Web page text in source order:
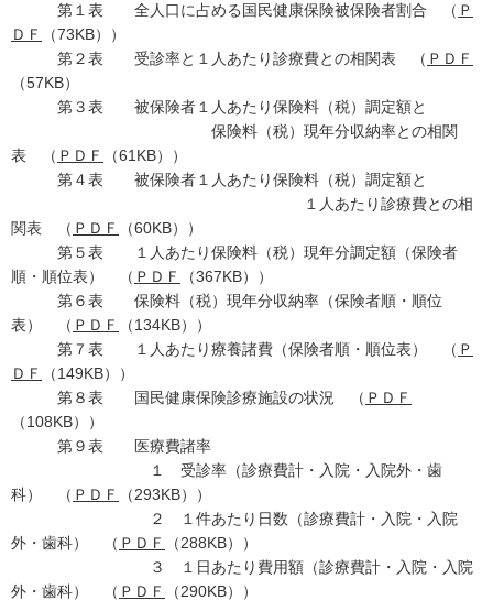
第１表 全人口に占める国民健康保険被保険者割合 （ Ｐ
ＤＦ
（73KB））
第２表 受診率と１人あたり診療費との相関表 （ ＰＤＦ
（57KB）
第３表 被保険者１人あたり保険料（税）調定額と
保険料（税）現年分収納率との相関
表 （ ＰＤＦ
（61KB））
第４表 被保険者１人あたり保険料（税）調定額と
１人あたり診療費との相
関表 （ ＰＤＦ
（60KB））
第５表 １人あたり保険料（税）現年分調定額（保険者
順・順位表） （ ＰＤＦ
（367KB））
第６表 保険料（税）現年分収納率（保険者順・順位
表） （ ＰＤＦ
（134KB））
第７表 １人あたり療養諸費（保険者順・順位表） （ Ｐ
ＤＦ
（149KB））
第８表 国民健康保険診療施設の状況 （ ＰＤＦ
（108KB））
第９表 医療費諸率
１ 受診率（診療費計・入院・入院外・歯
科） （ ＰＤＦ
（293KB））
２ １件あたり日数（診療費計・入院・入院
外・歯科） （ ＰＤＦ
（288KB））
３ １日あたり費用額（診療費計・入院・入院
外・歯科） （ ＰＤＦ
（290KB））